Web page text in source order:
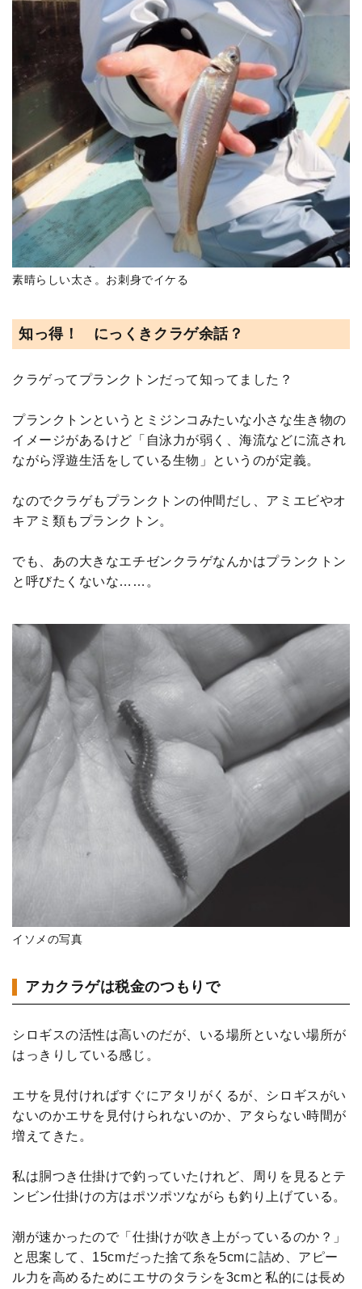
素晴らしい太さ。お刺身でイケる
知っ得！ にっくきクラゲ余話？
クラゲってプランクトンだって知ってました？
プランクトンというとミジンコみたいな小さな生き物の
イメージがあるけど「自泳力が弱く、海流などに流され
ながら浮遊生活をしている生物」というのが定義。
なのでクラゲもプランクトンの仲間だし、アミエビやオ
キアミ類もプランクトン。
でも、あの大きなエチゼンクラゲなんかはプランクトン
と呼びたくないな……。
イソメの写真
アカクラゲは税金のつもりで
シロギスの活性は高いのだが、いる場所といない場所が
はっきりしている感じ。
エサを見付ければすぐにアタリがくるが、シロギスがい
ないのかエサを見付けられないのか、アタらない時間が
増えてきた。
私は胴つき仕掛けで釣っていたけれど、周りを見るとテ
ンビン仕掛けの方はポツポツながらも釣り上げている。
潮が速かったので「仕掛けが吹き上がっているのか？」
と思案して、15cmだった捨て糸を5cmに詰め、アピー
ル力を高めるためにエサのタラシを3cmと私的には長め